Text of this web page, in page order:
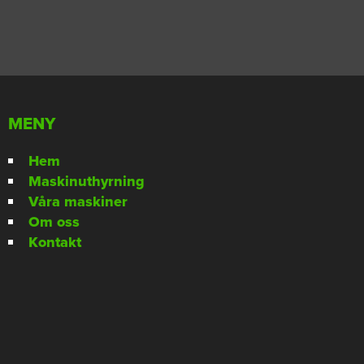
MENY
Hem
Maskinuthyrning
Våra maskiner
Om oss
Kontakt